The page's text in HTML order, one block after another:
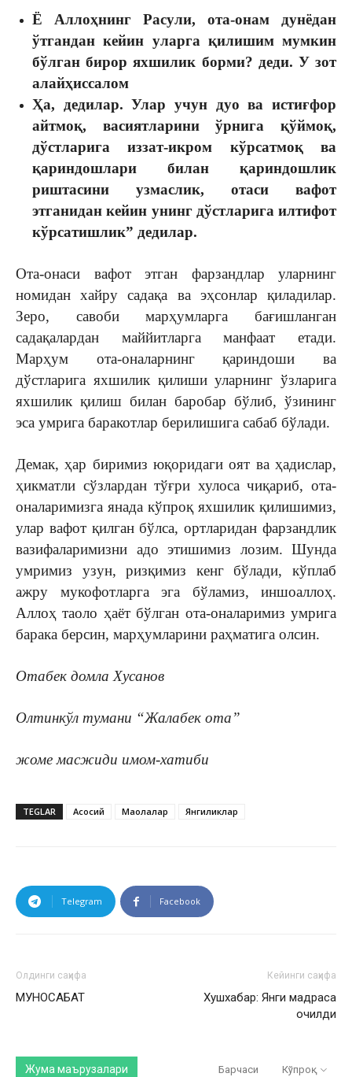
Ё Аллоҳнинг Расули, ота-онам дунёдан
ўтгандан кейин уларга қилишим мумкин
бўлган бирор яхшилик борми? деди. У зот
алайҳиссалом
Ҳа, дедилар. Улар учун дуо ва истиғфор
айтмоқ, васиятларини ўрнига қўймоқ,
дўстларига иззат-икром кўрсатмоқ ва
қариндошлари билан қариндошлик
риштасини узмаслик, отаси вафот
этганидан кейин унинг дўстларига илтифот
кўрсатишлик” дедилар.
Ота-онаси вафот этган фарзандлар уларнинг
номидан хайру садақа ва эҳсонлар қиладилар.
Зеро, савоби марҳумларга бағишланган
садақалардан маййитларга манфаат етади.
Марҳум ота-оналарнинг қариндоши ва
дўстларига яхшилик қилиши уларнинг ўзларига
яхшилик қилиш билан баробар бўлиб, ўзининг
эса умрига баракотлар берилишига сабаб бўлади.
Демак, ҳар биримиз юқоридаги оят ва ҳадислар,
ҳикматли сўзлардан тўғри хулоса чиқариб, ота-
оналаримизга янада кўпроқ яхшилик қилишимиз,
улар вафот қилган бўлса, ортларидан фарзандлик
вазифаларимизни адо этишимиз лозим. Шунда
умримиз узун, ризқимиз кенг бўлади, кўплаб
ажру мукофотларга эга бўламиз, иншоаллоҳ.
Аллоҳ таоло ҳаёт бўлган ота-оналаримиз умрига
барака берсин, марҳумларини раҳматига олсин.
Отабек домла Хусанов
Олтинкўл тумани “Жалабек ота”
жоме масжиди имом-хатиби
TEGLAR Асосий Мақолалар Янгиликлар
Telegram Facebook
Олдинги саҳифа
МУНОСАБАТ
Кейинги саҳифа
Хушхабар: Янги мадраса
очилди
Жума маърузалари Барчаси Кўпроқ